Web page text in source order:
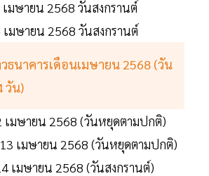
มษายน 2568 วันสงกรานต์
เมษายน 2568 วันสงกรานต์
ธนาคารเดือนเมษายน 2568 (วัน
วัน)
เมษายน 2568 (วันหยุดตามปกติ)
เมษายน 2568 (วันหยุดตามปกติ)
เมษายน 2568 (วันสงกรานต์)